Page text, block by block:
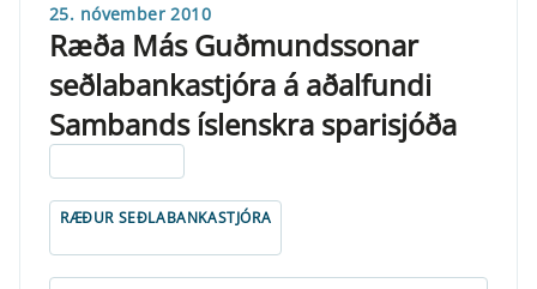
25. nóvember 2010
Ræða Más Guðmundssonar
seðlabankastjóra á aðalfundi
Sambands íslenskra sparisjóða
RÆÐUR SEÐLABANKASTJÓRA